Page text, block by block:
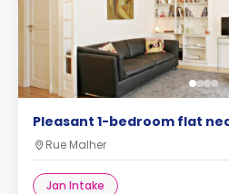
Pleasant 1-bedroom flat
Rue Malher
Jan Intake